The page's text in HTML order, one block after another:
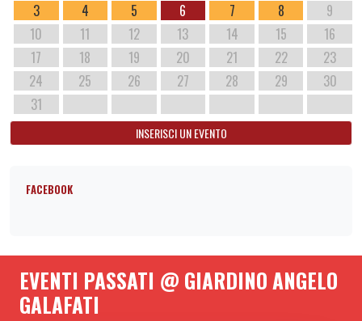
3
4 5 6 7 8
9
10
11 12 13 14 15
16
17
18 19 20 21 22
23
24
25 26 27 28 29
30
31
INSERISCI UN EVENTO
FACEBOOK
EVENTI PASSATI @ GIARDINO ANGELO
GALAFATI